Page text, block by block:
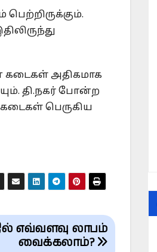
கடைகள் அதிகமாக
தி.நகர் போன்ற
பெருகிய
எவ்வளவு லாபம்
வைக்கலாம்?